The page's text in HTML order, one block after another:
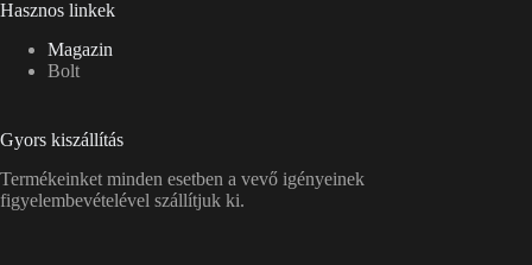
Hasznos linkek
Magazin
Bolt
Gyors kiszállítás
Termékeinket minden esetben a vevő igényeinek
figyelembevételével szállítjuk ki.